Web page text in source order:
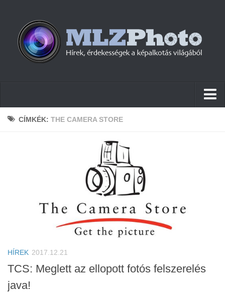
Hírek
Érdekességek
Helyszíni Riport
E-BB
CÍMKÉK: THE CAMERA STORE
HÍREK 2017.12.21
TCS: Meglett az ellopott fotós felszerelés
java!